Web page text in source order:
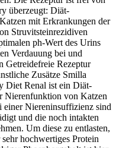
überzeugt: Diät-
mit Erkrankungen der
Struvitsteinrezidiven
ph-Wert des Urins
Verdauung bei und
Getreidefreie Rezeptur
Zusätze Smilla
Diet Renal ist ein Diät-
Nierenfunktion von Katzen
Niereninsuffizienz sind
und die noch intakten
Um diese zu entlasten,
hochwertiges Protein